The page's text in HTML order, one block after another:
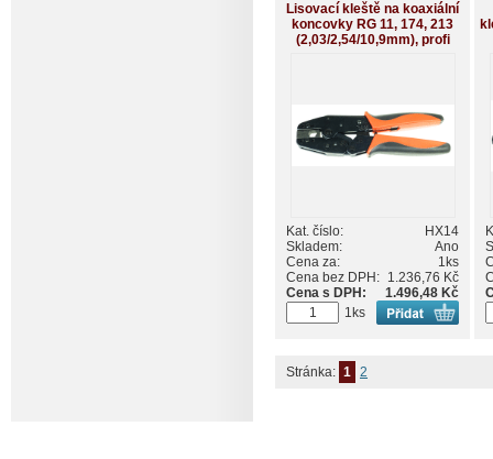
Lisovací kleště na koaxiální
koncovky RG 11, 174, 213
(2,03/2,54/10,9mm), profi
Kat. číslo:
HX14
Skladem:
Ano
Cena za:
1ks
Cena bez DPH: 1.236,76 Kč
Cena s DPH:
1.496,48 Kč
1ks
Stránka: 1 2